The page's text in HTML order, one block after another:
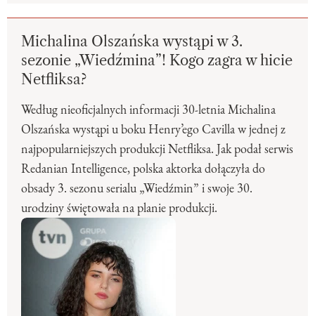
Michalina Olszańska wystąpi w 3.
sezonie „Wiedźmina”! Kogo zagra w hicie
Netfliksa?
Według nieoficjalnych informacji 30-letnia Michalina
Olszańska wystąpi u boku Henry’ego Cavilla w jednej z
najpopularniejszych produkcji Netfliksa. Jak podał serwis
Redanian Intelligence, polska aktorka dołączyła do
obsady 3. sezonu serialu „Wiedźmin” i swoje 30.
urodziny świętowała na planie produkcji.